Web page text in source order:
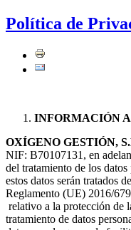
Política de
INFORMACIÓN
OXÍGENO GESTIÓN,
NIF: B70107131, en
del tratamiento de los
estos datos serán tratados
Reglamento (UE) 2016/
relativo a la protección de
tratamiento de datos